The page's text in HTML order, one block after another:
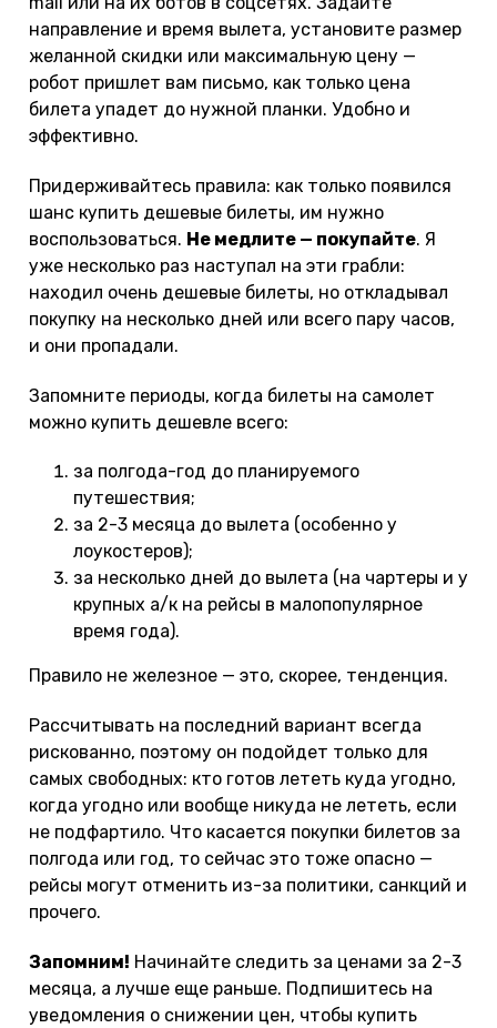
направление и время вылета, установите размер
желанной скидки или максимальную цену —
робот пришлет вам письмо, как только цена
билета упадет до нужной планки. Удобно и
эффективно.
Придерживайтесь правила: как только появился
шанс купить дешевые билеты, им нужно
воспользоваться. Не медлите — покупайте. Я
уже несколько раз наступал на эти грабли:
находил очень дешевые билеты, но откладывал
покупку на несколько дней или всего пару часов,
и они пропадали.
Запомните периоды, когда билеты на самолет
можно купить дешевле всего:
за полгода-год до планируемого
путешествия;
за 2-3 месяца до вылета (особенно у
лоукостеров);
за несколько дней до вылета (на чартеры и у
крупных а/к на рейсы в малопопулярное
время года).
Правило не железное — это, скорее, тенденция.
Рассчитывать на последний вариант всегда
рискованно, поэтому он подойдет только для
самых свободных: кто готов лететь куда угодно,
когда угодно или вообще никуда не лететь, если
не подфартило. Что касается покупки билетов за
полгода или год, то сейчас это тоже опасно —
рейсы могут отменить из-за политики, санкций и
прочего.
Запомним! Начинайте следить за ценами за 2-3
месяца, а лучше еще раньше. Подпишитесь на
уведомления о снижении цен, чтобы купить